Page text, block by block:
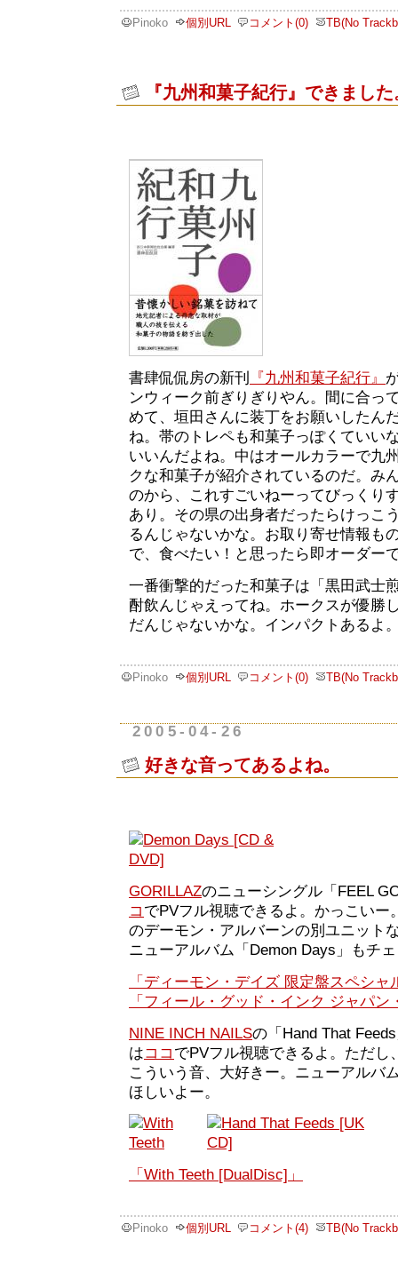
Pinoko 個別URL コメント(0) TB(No
『九州和菓子紀行』できました
書肆侃侃房の新刊 『九州和菓子紀行』
ンウィーク前ぎりぎりやん。間に合っ
めて、垣田さんに装丁をお願いしたん
ね。帯のトレペも和菓子っぽくていい
いいんだよね。中はオールカラーで九
クな和菓子が紹介されているのだ。み
のから、これすごいねーってびっくり
あり。その県の出身者だったらけっこ
るんじゃないかな。お取り寄せ情報も
で、食べたい！と思ったら即オーダー
一番衝撃的だった和菓子は「黒田武士
酎飲んじゃえってね。ホークスが優勝
だんじゃないかな。インパクトあるよ
Pinoko 個別URL コメント(0) TB(No
2005-04-26
好きな音ってあるよね。
GORILLAZのニューシングル「FEEL
コ でPVフル視聴できるよ。かっこいー
のデーモン・アルバーンの別ユニット
ニューアルバム「Demon Days」もチ
「ディーモン・デイズ 限定盤スペシ
「フィール・グッド・インク ジャパン
NINE INCH NAILSの「Hand That
はココ でPVフル視聴できるよ。ただし
こういう音、大好きー。ニューアルバ
ほしいよー。
「With Teeth [DualDisc]」
Pinoko 個別URL コメント(4) TB(No